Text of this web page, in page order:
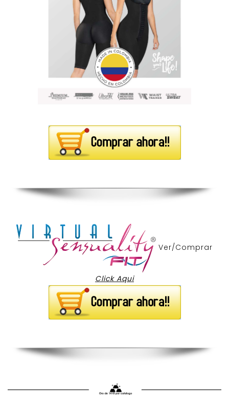
Ver/Comprar
Click Aqui